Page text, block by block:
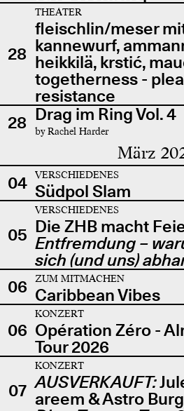
28
THEATER
fleischlin/meser
kannewurf,
heikkilä, krstić,
togetherness -
resistance
28 Drag im Ring Vol. 4
by Rachel Harder
März
04 VERSCHIEDENES
Südpol Slam
05
VERSCHIEDENES
Die ZHB macht
Entfremdung –
sich (und uns)
06
ZUM MITMACHEN
Caribbean Vibes
06
KONZERT
Opération Zéro -
Tour 2026
07
KONZERT
AUSVERKAUFT:
areem & Astro